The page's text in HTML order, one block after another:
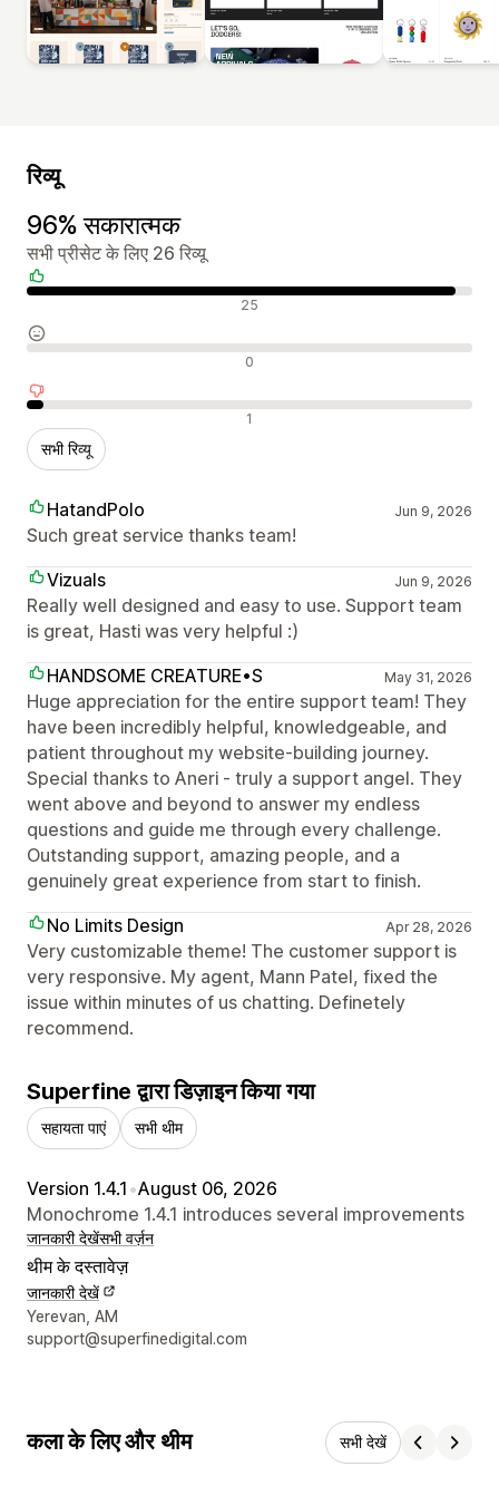
रिव्यू
96% सकारात्मक
सभी प्रीसेट के लिए 26 रिव्यू
सकारात्मक रिव्यू 25
न्यूट्रल रिव्यू 0
नकारात्मक रिव्यू 1
सभी रिव्यू
HatandPolo Jun 9, 2026
Such great service thanks team!
Vizuals
Jun 9, 2026
Really well designed and easy to use. Support team
is great, Hasti was very helpful :)
HANDSOME CREATURE•S
May 31, 2026
Huge appreciation for the entire support team! They
have been incredibly helpful, knowledgeable, and
patient throughout my website-building journey.
Special thanks to Aneri - truly a support angel. They
went above and beyond to answer my endless
questions and guide me through every challenge.
Outstanding support, amazing people, and a
genuinely great experience from start to finish.
No Limits Design
Apr 28, 2026
Very customizable theme! The customer support is
very responsive. My agent, Mann Patel, fixed the
issue within minutes of us chatting. Definetely
recommend.
Superfine द्वारा डिज़ाइन किया गया
सहायता पाएं सभी थीम
Version 1.4.1 •August 06, 2026
Monochrome 1.4.1 introduces several improvements
जानकारी देखेंसभी वर्ज़न
थीम के दस्तावेज़
जानकारी देखें
डिज़ाइनर के संपर्क की जानकारी
Yerevan, AM
support@superfinedigital.com
कला के लिए और थीम सभी देखें